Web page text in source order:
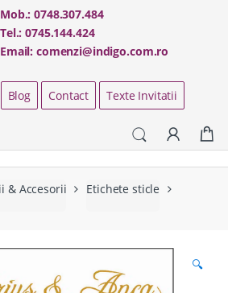
Mob.:0748.307.484
Tel.:0745.144.424
Email:comenzi@indigo.com.ro
Blog Contact Texte Invitatii
& Accesorii Etichete sticle
🔍